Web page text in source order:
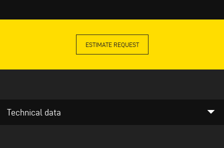
ESTIMATE REQUEST
Technical data arrow_drop_down